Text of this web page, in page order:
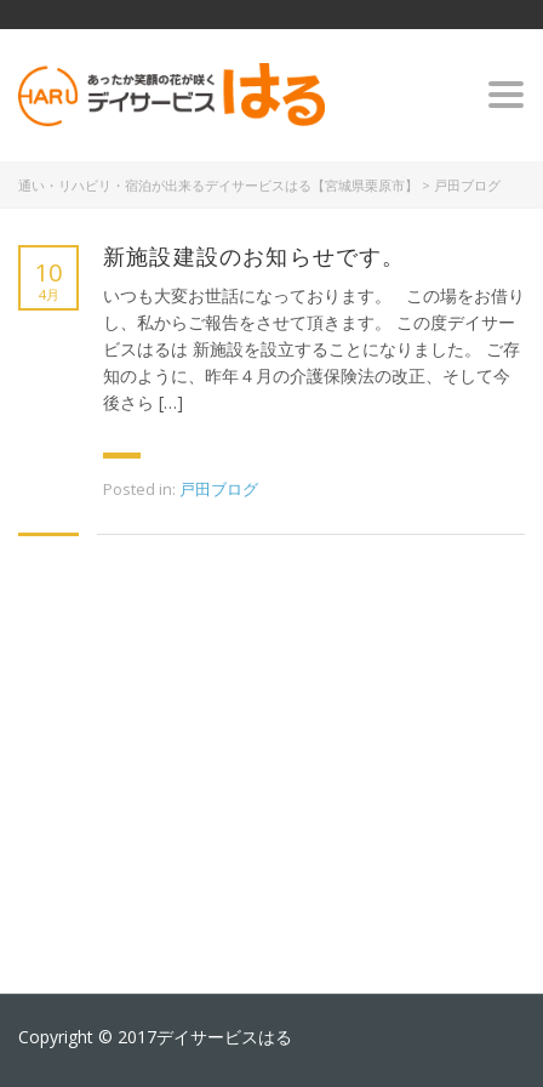
通い・リハビリ・宿泊が出来るデイサービスはる【宮城県栗原市】 > 戸田ブログ
10
4月
新施設建設のお知らせです。
いつも大変お世話になっております。 この場をお借り
し、私からご報告をさせて頂きます。 この度デイサー
ビスはるは 新施設を設立することになりました。 ご存
知のように、昨年４月の介護保険法の改正、そして今
後さら […]
Posted in: 戸田ブログ
Copyright © 2017デイサービスはる